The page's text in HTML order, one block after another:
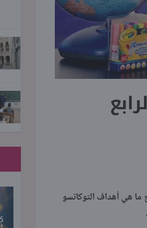
ما هي أهداف التوكاتسو